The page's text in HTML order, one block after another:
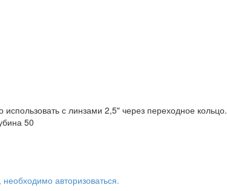
с линзами 2,5" через переходное кольцо.
50
авторизоваться.